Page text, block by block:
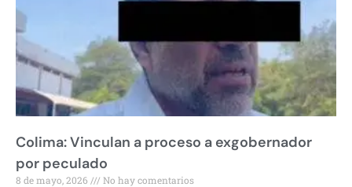
Colima: Vinculan a proceso a exgobernador
por peculado
8 de mayo, 2026 No hay comentarios